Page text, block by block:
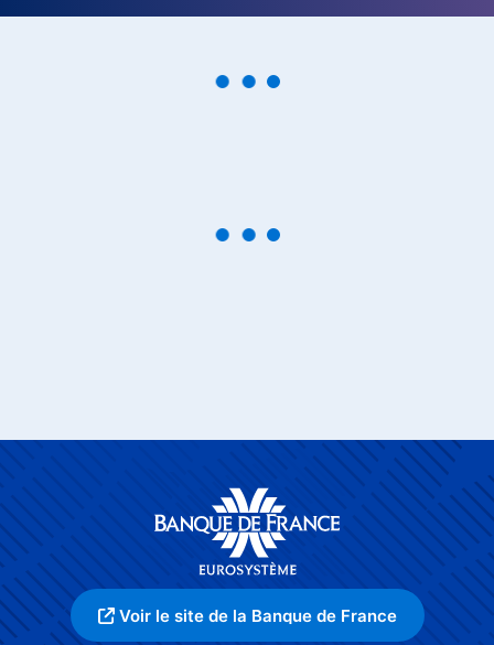
Voir le site de la Banque de France